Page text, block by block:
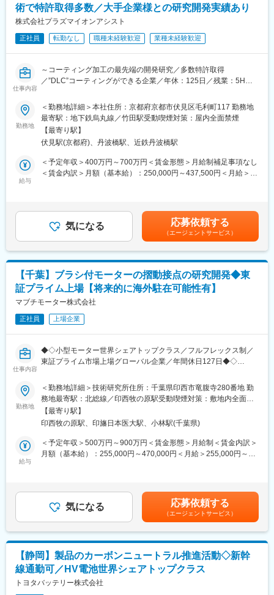
顧客ニーズ・ポジション要件・所属長との面談を掛け合わせ、最
適なキャリア目標と成長プランを設計し、キャリアが伸びる案件
に配属されます。
業務。脱離濃度向上と循環システム構築業務など。
カーボンニュートラル実現に向けた社会性の高い業務経験を積む
事が出来ます。
■期待：
当社のこれまでの実績より、主体的に行動し成果を生み出す姿勢
が求められています。技術力と経験を活かし、コア業務への積極
的な参画が期待されています。
会社／三菱重工業株式会社／パナソニック株式会社／株式会社ニ
コン／トヨタ自動車株式会社／株式会社日立ハイテク／株式会社
SUBARU／株式会社デンソーテン／テルモ株式会社 など約1300
術で特許取得多数／大手企業様との研究開発実績あり
株式会社プラズマイオンアシスト
正社員 転勤なし 職種未経験歓迎 業種未経験歓迎
仕事内容
～コーティング加工の最先端の開発研究／多数特許取得
／”DLC”コーティングができる企業／年休：125日／残業：5H未
■業務内容：
主にダイアモンドライクカーボンコーティングと呼ばれる超硬度
の表面加工ができる技術の研究開発と開発した装置を用いた加工
の開発を行います。
＜業務詳細＞
（1）顧客課題に応じた仕様検討（部品形状・硬度・機能性など）
ーションとなります。
（3）実験・試作・分析評価
術会議をリードしていただきます。
■やりがい
基礎研究が進む新技術の研究開発に携わることができ、検討・実
験・評価に携わることができます。ゆくゆくは特許の取得などに
も関わる機会があるため、研究職としての面白みとやりがいを感
じていただけます。
■技術
従来できなかった低温でのコーティングを可能にし、加工が難し
同社独自の加工は硬さ・機能性の自由度が高く、その他、複数の
元素を組み合わせることで伝導性や撥水性・除菌など多くの機能
を付与することができます。
全10名で構成されており、最先端技術の面白みに惹かれて入った
社員が多いです。
（１）国内に2社のみ・DLCと呼ばれる独自の最先端表面加工がで
きるベンチャー企業もう1社は共同開発会社にあたり、国内でも量
産化体制を持つのは同社のみ
（２）阪大の核融合装置開発をした社長が技術派生で特許取得し
設立
NEDOや大手との共同開発資金での運営から始まり、黒字化に成
功。世界的な大手部品メーカーと直取引。
（３）薄く高硬度で数多くの素材が加工可能。膜厚・硬度・伝導
勤務地
＜勤務地詳細＞本社住所：京都府京都市伏見区毛利町117 勤務地
最寄駅：地下鉄烏丸線／竹田駅受動喫煙対策：屋内全面禁煙
【最寄り駅】
伏見駅(京都府)、丹波橋駅、近鉄丹波橋駅
給与
＜予定年収＞400万円～700万円＜賃金形態＞月給制補足事項なし
＜賃金内訳＞月額（基本給）：250,000円～437,500円＜月給＞
通じて上下する可能性があります。月給(月額)は固定手当を含めた
表記です。気になる 応募依頼する
（エージェントサービス）
【千葉】ブラシ付モーターの摺動接点の研究開発◆東
証プライム上場【将来的に海外駐在可能性有】
マブチモーター株式会社
正社員 上場企業
仕事内容
◆◇小型モーター世界シェアトップクラス／フルフレックス制／
東証プライム市場上場グローバル企業／年間休日127日◆◇
■業務内容：
ブラシ付モーターの摺動接点の研究開発をお任せします。
■具体的な業務内容：
・ブラシ付モーターの摺動接点や金属材料や化学(有機無機)に関す
る知見を活かし「ブラシ付モーターの摺動接点の寿命を向上させ
る研究開発業務」に携わる事により、要素技術の獲得と蓄積を成
・貴金属接点やカーボンブラシの摩耗メカニズムに関する研究開
・電気摺動接点の部材開発や分析技術の向上
■働く環境：
・オフィスは千葉県印西市にあり、最寄りの印西牧の原駅から送
迎バスも運行しています。
・テレワークを活用するなど、働く場所にとらわれない働き方を
勤務地
＜勤務地詳細＞技術研究所住所：千葉県印西市竜腹寺280番地 勤
務地最寄駅：北総線／印西牧の原駅受動喫煙対策：敷地内全面禁
煙【最寄り駅】
印西牧の原駅、印旛日本医大駅、小林駅(千葉県)
給与
＜予定年収＞500万円～900万円＜賃金形態＞月給制＜賃金内訳＞
月額（基本給）：255,000円～470,000円＜月給＞255,000円～
考を通じて上下する可能性があります。月給(月額)は固定手当を含
めた表記です。
気になる 応募依頼する
（エージェントサービス）
【静岡】製品のカーボンニュートラル推進活動◇新幹
線通勤可／HV電池世界シェアトップクラス
トヨタバッテリー株式会社